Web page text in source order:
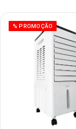
% PROMOÇÃO